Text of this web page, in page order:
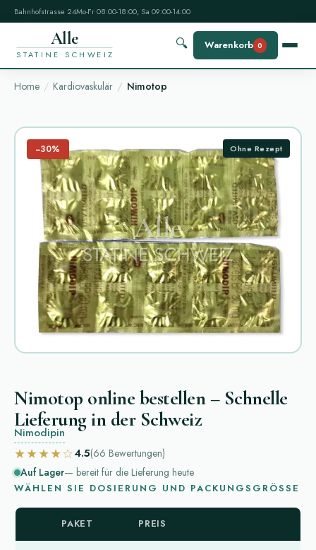
Bahnhofstrasse 24Mo-Fr 08:00-18:00, Sa 09:00-14:00
Alle
STATINE SCHWEIZ
🔍 Warenkorb 0
Home Kardiovaskulär Nimotop
−30% Ohne Rezept
Nimotop online bestellen – Schnelle
Lieferung in der Schweiz
Nimodipin
★★★★☆4.5(66 Bewertungen)
Auf Lager— bereit für die Lieferung heute
WÄHLEN SIE DOSIERUNG UND PACKUNGSGRÖSSE
PAKET PREIS